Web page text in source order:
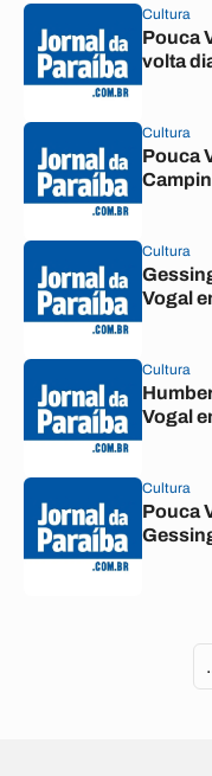
Cultura
Pouca
volta
Cultura
Pouca
Cultura
Vogal
Cultura
Vogal
Cultura
Pouca